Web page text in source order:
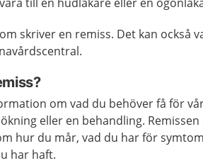
skriver en remiss. Det kan också
om vad du behöver få för
eller en behandling.
hur du mår, vad du har för
har haft.